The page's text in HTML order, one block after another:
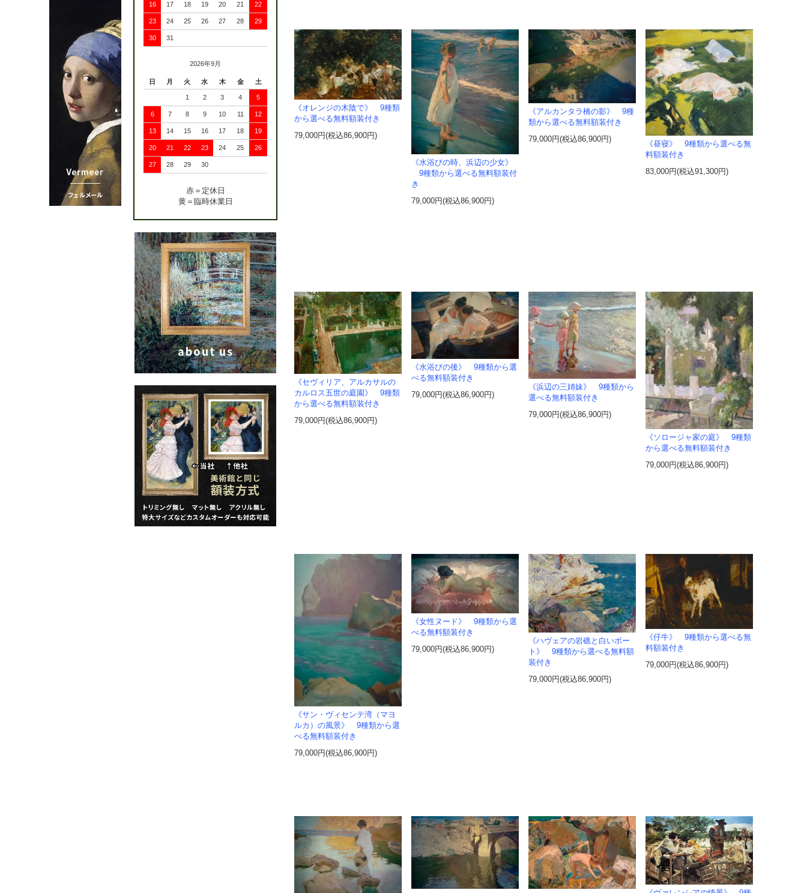
《オレンジの木陰で》 9種類
から選べる無料額装付き
79,000円(税込86,900円)
《水浴びの時、浜辺の少女》
9種類から選べる無料額装付
き
79,000円(税込86,900円)
《アルカンタラ橋の影》 9種
類から選べる無料額装付き
79,000円(税込86,900円)
《昼寝》 9種類から選べる無
料額装付き
83,000円(税込91,300円)
《セヴィリア、アルカサルの
カルロス五世の庭園》 9種類
から選べる無料額装付き
79,000円(税込86,900円)
《水浴びの後》 9種類から選
べる無料額装付き
79,000円(税込86,900円)
《浜辺の三姉妹》 9種類から
選べる無料額装付き
79,000円(税込86,900円)
《ソロージャ家の庭》 9種類
から選べる無料額装付き
79,000円(税込86,900円)
《サン・ヴィセンテ湾（マヨ
ルカ）の風景》 9種類から選
べる無料額装付き
79,000円(税込86,900円)
《女性ヌード》 9種類から選
べる無料額装付き
79,000円(税込86,900円)
《ハヴェアの岩礁と白いボー
ト》 9種類から選べる無料額
装付き
79,000円(税込86,900円)
《仔牛》 9種類から選べる無
料額装付き
79,000円(税込86,900円)
16 17 18 19 20 21 22
23 24 25 26 27 28 29
30 31
2026年9月
日 月 火 水 木 金 土
1 2 3 4 5
6 7 8 9 10 11 12
13 14 15 16 17 18 19
20 21 22 23 24 25 26
27 28 29 30
赤＝定休日
黄＝臨時休業日